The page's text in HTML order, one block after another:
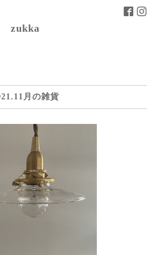
zukka
月の雑貨